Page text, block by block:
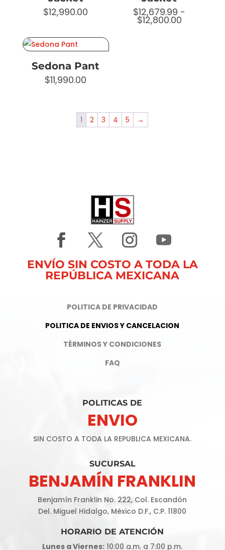
$12,990.00 $12,679.99 -
$12,800.00Rango
Sedona Pant
$11,990.00
1 2 3 4 5 →
ENVÍO SIN COSTO A TODA LA
REPÚBLICA MEXICANA
POLITICA DE PRIVACIDAD
POLITICA DE ENVIOS Y CANCELACION
TÉRMINOS Y CONDICIONES
FAQ
POLITICAS DE
ENVIO
SIN COSTO A TODA LA REPUBLICA MEXICANA.
SUCURSAL
BENJAMÍN FRANKLIN
Benjamín Franklin No. 222, Col. Escandón
Del. Miguel Hidalgo, México D.F., C.P. 11800
HORARIO DEATENCIÓN
Lunes a Viernes: 10:00 a.m. a 7:00 p.m.